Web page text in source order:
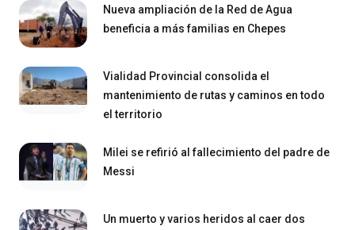
Nueva ampliación de la Red de Agua
beneficia a más familias en Chepes
Vialidad Provincial consolida el
mantenimiento de rutas y caminos en todo
el territorio
Milei se refirió al fallecimiento del padre de
Messi
Un muerto y varios heridos al caer dos